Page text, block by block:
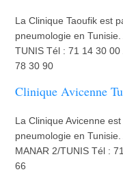
La Clinique Taoufik est
pneumologie en
TUNIS Tél : 71 14 30
78 30 90
Clinique Avicenne
La Clinique Avicenne
pneumologie en Tunisie.
MANAR 2/TUNIS Tél :
66